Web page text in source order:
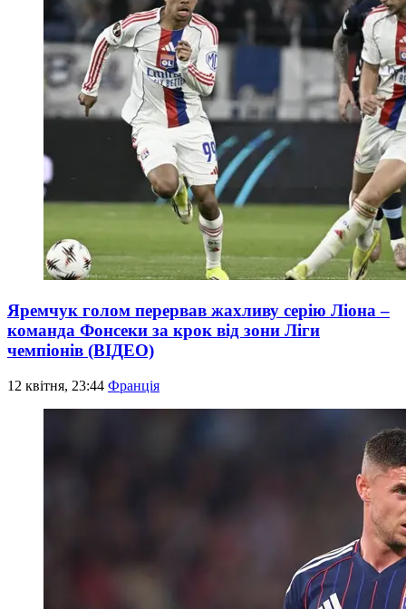
Яремчук голом перервав жахливу серію Ліона –
команда Фонсеки за крок від зони Ліги
чемпіонів (ВІДЕО)
12 квітня, 23:44 Франція